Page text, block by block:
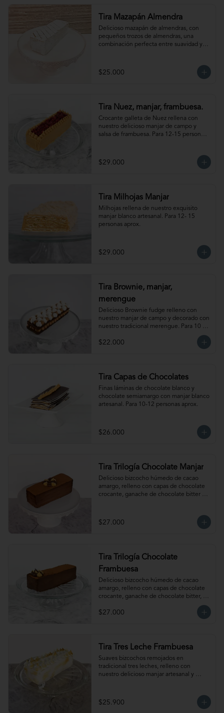
Tira Mazapán Almendra
Delicioso mazapán de almendras, con
pequeños trozos de almendras, una
combinación perfecta entre suavidad y
$25.000
Tira Nuez, manjar, frambuesa.
Crocante galleta de Nuez rellena con
nuestro delicioso manjar de campo y
salsa de frambuesa. Para 12-15 personas
temperatura ambiente antes de servir.
$29.000
Tira Milhojas Manjar
Milhojas rellena de nuestro exquisito
manjar blanco artesanal. Para 12- 15
personas aprox.
$29.000
Tira Brownie, manjar,
merengue
Delicioso Brownie fudge relleno con
nuestro manjar de campo y decorado con
nuestro tradicional merengue. Para 10
recomienda descongelar de 1 hora a
$22.000
Tira Capas de Chocolates
Finas láminas de chocolate blanco y
chocolate semiamargo con manjar blanco
artesanal. Para 10-12 personas aprox.
$26.000
Tira Trilogía Chocolate Manjar
Delicioso bizcocho húmedo de cacao
amargo, relleno con capas de chocolate
crocante, ganache de chocolate bitter y
recomienda descongelar 1 hora a
temperatura ambiente antes de servir.
$27.000
Tira Trilogía Chocolate
Frambuesa
Delicioso bizcocho húmedo de cacao
amargo, relleno con capas de chocolate
crocante, ganache de chocolate bitter,
delicada salsa de frambuesas y nuestro
clásico manjar artesanal. Para 12-15
$27.000
Tira Tres Leche Frambuesa
Suaves bizcochos remojados en
tradicional tres leches, relleno con
nuestro delicioso manjar artesanal y
Producto congelado, se recomienda
descongelar de 2 horas a temperatura
$25.900